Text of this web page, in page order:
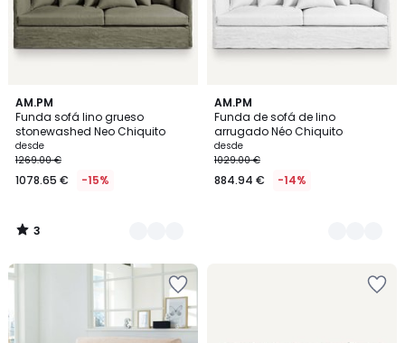
AM.PM
Funda sofá lino grueso
stonewashed Neo Chiquito
desde
1269.00 €
1078.65 € -15%
3
/
5
3
Colores
3
/
AM.PM
Funda de sofá de lino
arrugado Néo Chiquito
desde
1029.00 €
884.94 € -14%
2
Colores